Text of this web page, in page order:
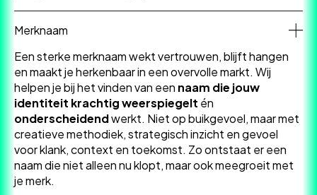
Merknaam
Een sterke merknaam wekt vertrouwen, blijft hangen
en maakt je herkenbaar in een overvolle markt. Wij
helpen je bij het vinden van een naam die jouw
identiteit krachtig weerspiegelt én
onderscheidendwerkt. Niet op buikgevoel, maar met
creatieve methodiek, strategisch inzicht en gevoel
voor klank, context en toekomst. Zo ontstaat er een
naam die niet alleen nu klopt, maar ook meegroeit met
je merk.